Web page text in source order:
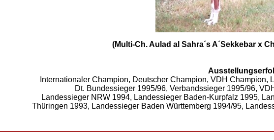
(Multi-Ch. Aulad al Sahra´s A´Sekkebar x
Internationaler Champion, Deutscher Champion, VDH
Dt. Bundessieger 1995/96, Verbandssieger 1995/96,
Landessieger NRW 1994, Landessieger Baden-Kurpfalz 1995,
Thüringen 1993, Landessieger Baden Württemberg 1994/95,